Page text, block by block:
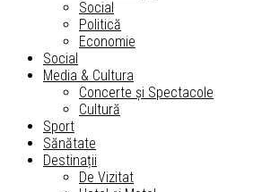
Social
Politică
Economie
Social
Media & Cultura
Concerte și Spectacole
Cultură
Sport
Sănătate
Destinații
De Vizitat